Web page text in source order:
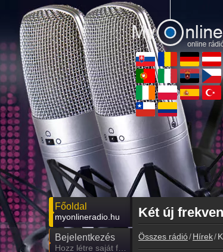
Főoldal
myonlineradio.hu
Bejelentkezés
Két új
Összes rádió Hírek